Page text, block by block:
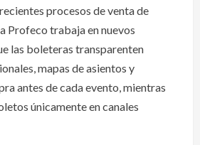
procesos de venta de
Profeco trabaja en nuevos
las boleteras transparenten
mapas de asientos y
antes de cada evento, mientras
únicamente en canales